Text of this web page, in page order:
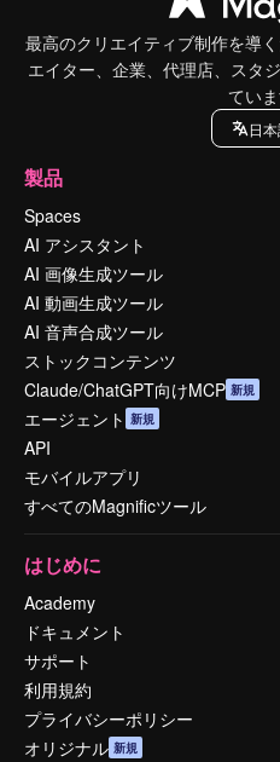
最高のクリエイティブ制作を導
エイター、企業、代理店、スタ
ていま
日
製品
Spaces
AI アシスタント
AI 画像生成ツール
AI 動画生成ツール
AI 音声合成ツール
ストックコンテンツ
Claude/ChatGPT向けMCP 新規
エージェント 新規
API
モバイルアプリ
すべてのMagnificツール
はじめに
Academy
ドキュメント
サポート
利用規約
プライバシーポリシー
オリジナル 新規